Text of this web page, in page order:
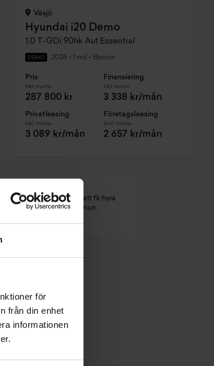
för
från din enhet
informationen
Växjö
Hyundai i20 Demo
1.0 T-GDi 90hk Aut Essential
DEMO 2026 • 1 mil • Bensin
Pris
Inkl. moms
287 800 kr
Finansiering
Inkl. moms
3 338 kr/mån
Privatleasing
Inkl. moms
3 089 kr/mån
Företagsleasing
Exkl. moms
2 657 kr/mån
kan leda till svårigheter att få hyra
i din kommun.